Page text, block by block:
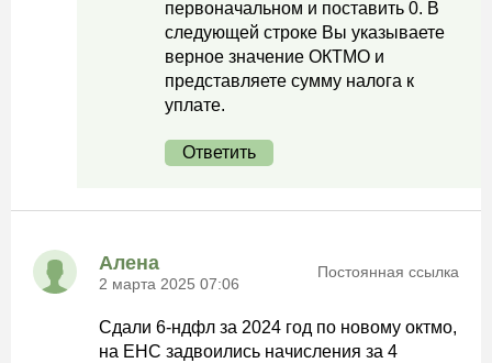
первоначальном и поставить 0. В
следующей строке Вы указываете
верное значение ОКТМО и
представляете сумму налога к
уплате.
Ответить
Алена
2 марта 2025 07:06
Постоянная ссылка
Сдали 6-ндфл за 2024 год по новому октмо,
на ЕНС задвоились начисления за 4